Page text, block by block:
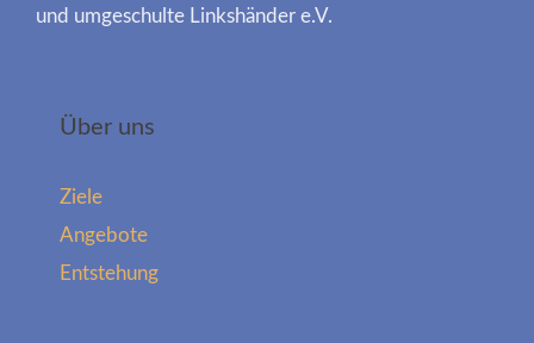
und umgeschulte Linkshänder e.V.
Über uns
Ziele
Angebote
Entstehung